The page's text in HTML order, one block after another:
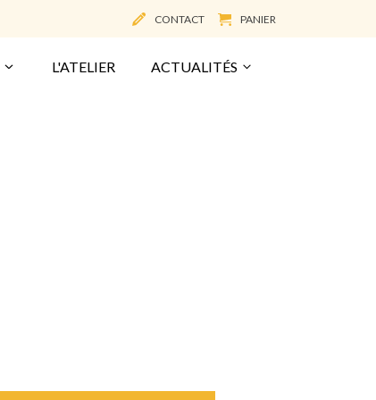
CONTACT PANIER
L'ATELIER ACTUALITÉS